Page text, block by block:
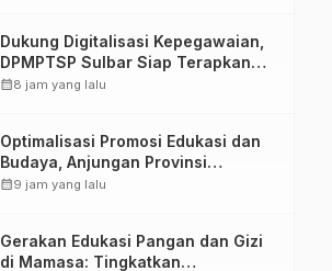
Dukung Digitalisasi Kepegawaian,
DPMPTSP Sulbar Siap Terapkan
Aplikasi FLEKSI ASN
calendar_month8 jam yang lalu
Optimalisasi Promosi Edukasi dan
Budaya, Anjungan Provinsi
Sulawesi Barat Perkuat Kolaborasi
calendar_month9 jam yang lalu
Gerakan Edukasi Pangan dan Gizi
di Mamasa: Tingkatkan